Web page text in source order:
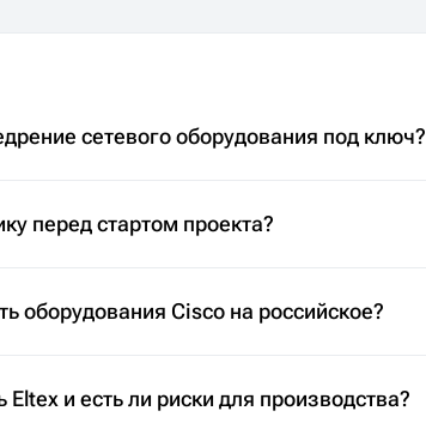
сетевого оборудования под ключ?
перед стартом проекта?
оборудования Cisco на российское?
Eltex и есть ли риски для производства?